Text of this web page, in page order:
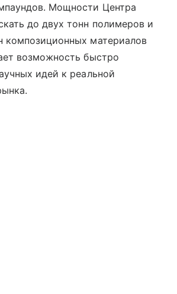
Мощности Центра
до двух тонн полимеров и
композиционных материалов
возможность быстро
идей к реальной